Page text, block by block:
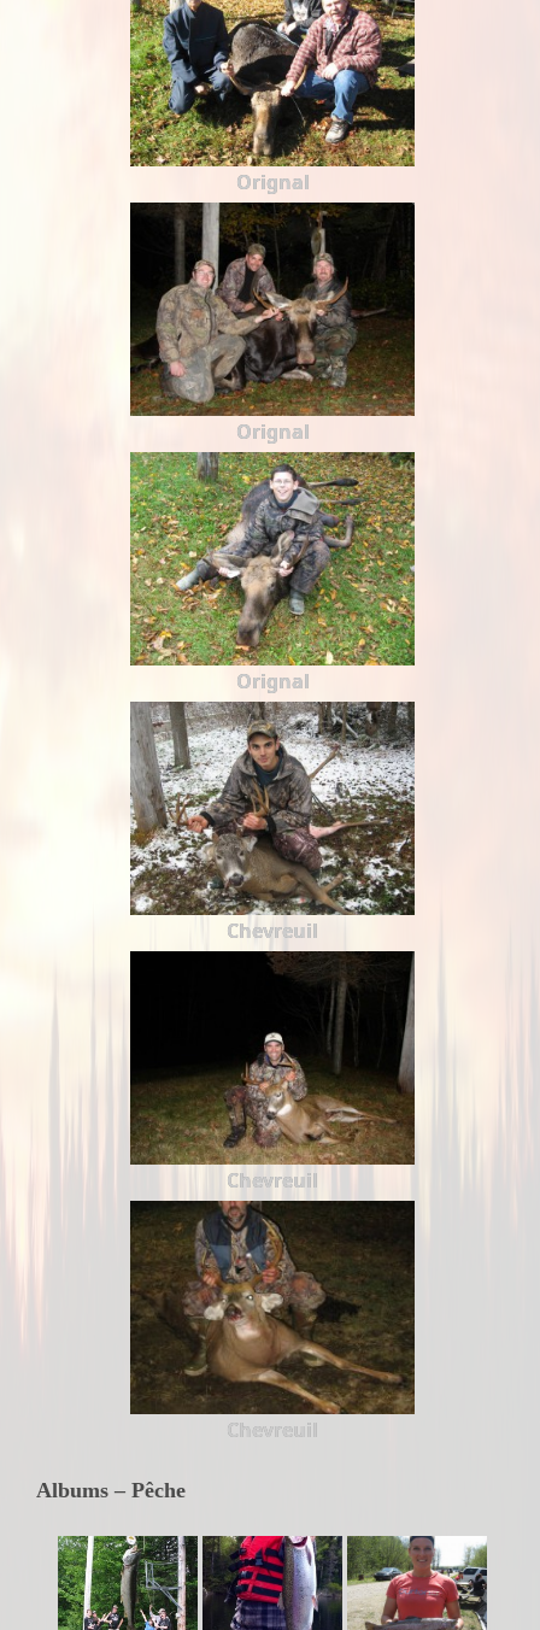
Orignal
Orignal
Orignal
Chevreuil
Chevreuil
Chevreuil
Albums – Pêche